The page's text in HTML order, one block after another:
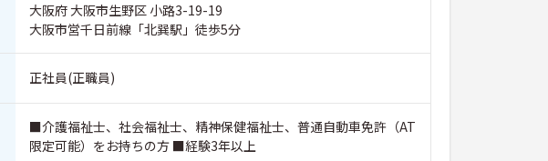
大阪府 大阪市生野区 小路3-19-19
大阪市営千日前線「北巽駅」徒歩5分
正社員(正職員)
■介護福祉士、社会福祉士、精神保健福祉士、普通自動車免許（AT
限定可能）をお持ちの方 ■経験3年以上